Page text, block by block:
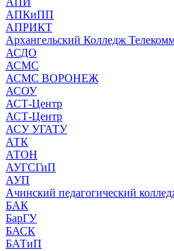
АПКиПП
АПРИКТ
Архангельский Колледж
АСДО
АСМС
АСМС ВОРОНЕЖ
АСОУ
АСТ-Центр
АСТ-Центр
АСУ УГАТУ
АТК
АТОН
АУГСГиП
АУП
Ачинский педагогический
БАК
БарГУ
БАСК
БАТиП